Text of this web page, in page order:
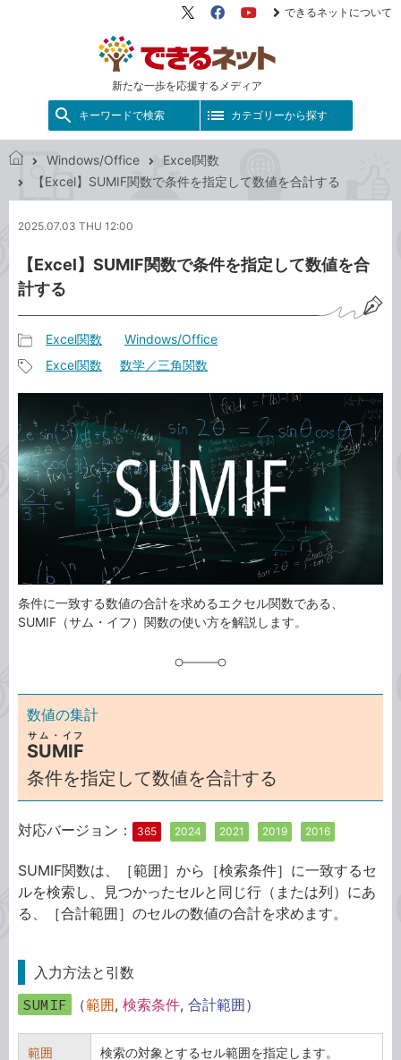
新たな一歩を応援するメディア
X（旧
FacebookYouTube
できるネットについて
キーワードで検索 カテゴリーから探す
ネ
ト
Windows/Office
Excel関数
【Excel】SUMIF関数で条件を指定して数値を合計する
2025.07.03 THU 12:00
【Excel】SUMIF関数で条件を指定して数値を合
計する
事
カ
テ
ゴ
リ
Excel関数 Windows/Office
タ
グ
Excel関数 数学／三角関数
条件に一致する数値の合計を求めるエクセル関数である、
SUMIF（サム・イフ）関数の使い方を解説します。
数値の集計
SUMIF
サム・イフ
条件を指定して数値を合計する
対応バージョン： 365 2024 2021 2019 2016
SUMIF関数は、［範囲］から［検索条件］に一致するセ
ルを検索し、見つかったセルと同じ行（または列）にあ
る、［合計範囲］のセルの数値の合計を求めます。
入力方法と引数
SUMIF
（範囲, 検索条件, 合計範囲）
範囲 検索の対象とするセル範囲を指定します。